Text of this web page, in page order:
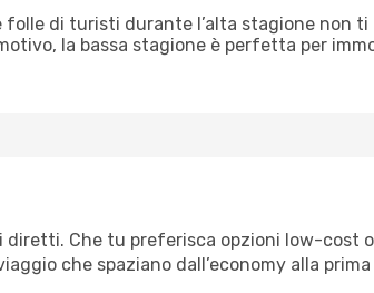
folle di turisti durante l’alta stagione non ti
la bassa stagione è perfetta per
diretti. Che tu preferisca opzioni low-cost
che spaziano dall’economy alla prima